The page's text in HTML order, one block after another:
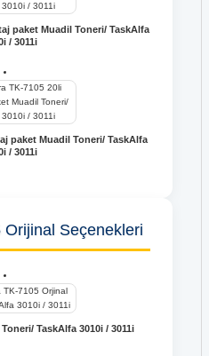
paket Muadil Toneri/ TaskAlfa
/ 3011i
paket Muadil Toneri/ TaskAlfa
/ 3011i
Seçenekleri
TaskAlfa 3010i / 3011i